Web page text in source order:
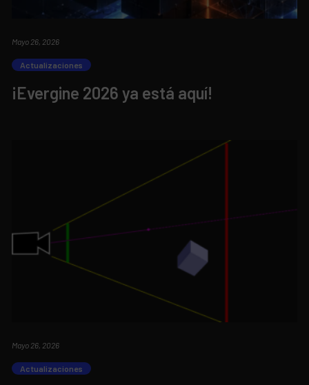
Mayo 26, 2026
Actualizaciones
¡Evergine 2026 ya está aquí!
Mayo 26, 2026
Actualizaciones